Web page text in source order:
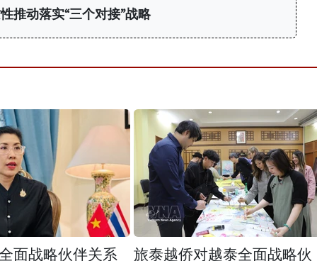
推动落实“三个对接”战略
面战略伙伴关系 旅泰越侨对越泰全面战略伙